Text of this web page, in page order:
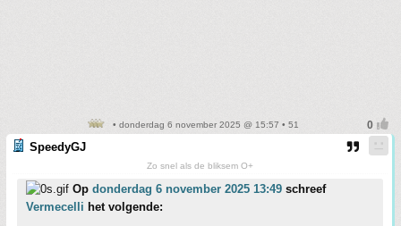
• donderdag 6 november 2025 @ 15:57 • 51
SpeedyGJ
Zo snel als de bliksem O+
Op donderdag 6 november 2025 13:49 schreef
Vermecelli het volgende: